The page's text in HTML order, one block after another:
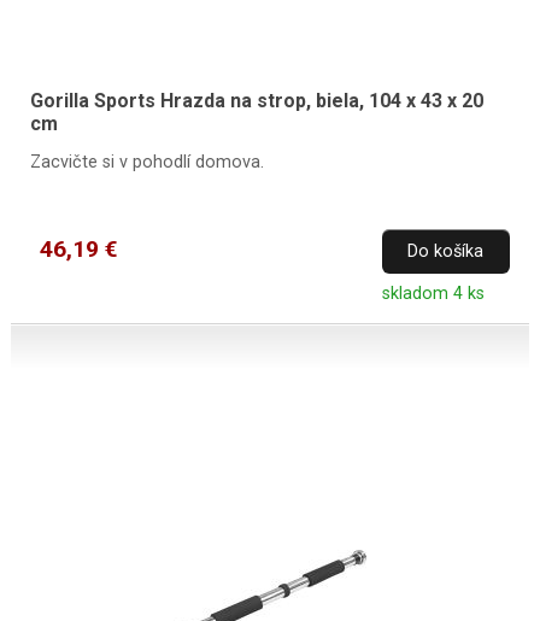
Gorilla Sports Hrazda na strop, biela, 104 x 43 x 20
cm
Zacvičte si v pohodlí domova.
46,19 € Do košíka
skladom 4 ks